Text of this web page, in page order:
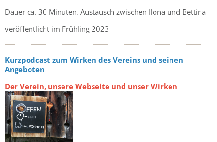
Dauer ca. 30 Minuten, Austausch zwischen Ilona und Bettina
veröffentlicht im Frühling 2023
Kurzpodcast zum Wirken des Vereins und seinen
Angeboten
Der Verein, unsere Webseite und unser Wirken